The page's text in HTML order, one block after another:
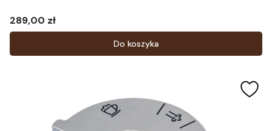
Cena
289,00 zł
Do koszyka